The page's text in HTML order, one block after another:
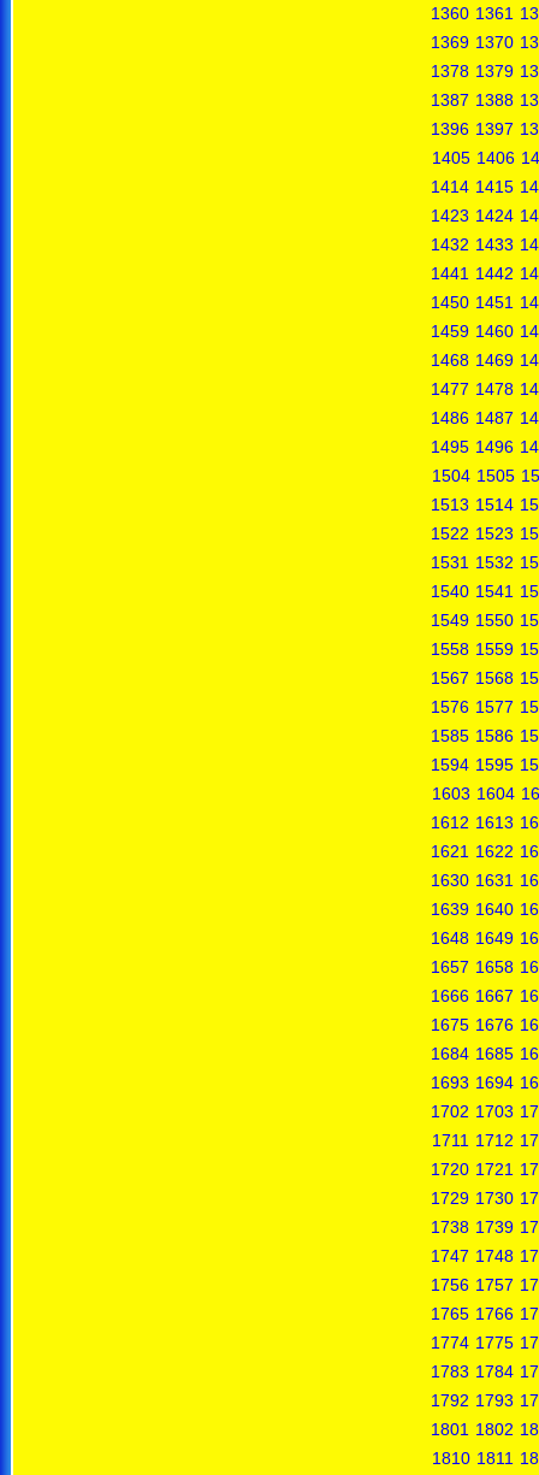
1360 1361
1369 1370
1378 1379
1387 1388
1396 1397
1405 1406
1414 1415
1423 1424
1432 1433
1441 1442
1450 1451
1459 1460
1468 1469
1477 1478
1486 1487
1495 1496
1504 1505
1513 1514
1522 1523
1531 1532
1540 1541
1549 1550
1558 1559
1567 1568
1576 1577
1585 1586
1594 1595
1603 1604
1612 1613
1621 1622
1630 1631
1639 1640
1648 1649
1657 1658
1666 1667
1675 1676
1684 1685
1693 1694
1702 1703
1711 1712
1720 1721
1729 1730
1738 1739
1747 1748
1756 1757
1765 1766
1774 1775
1783 1784
1792 1793
1801 1802
1810 1811